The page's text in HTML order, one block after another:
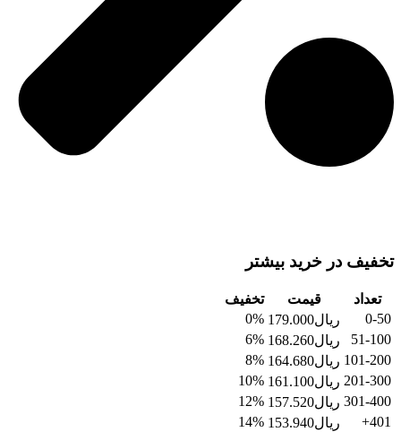
تخفیف در خرید بیشتر
تعداد قیمت
تخفیف
0-50
ریال179.000
0%
51-100
ریال168.260
6%
101-200 ریال164.680
8%
201-300 ریال161.100
10%
301-400 ریال157.520
12%
401+
ریال153.940
14%